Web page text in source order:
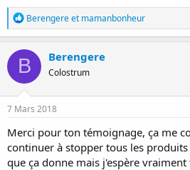
R
é
a
c
t
i
o
n
s
Berengereet mamanbonheur
B Berengere
Colostrum
7 Mars 2018
Merci pour ton témoignage, ça me
continuer à stopper tous les
que ça donne mais j'espère